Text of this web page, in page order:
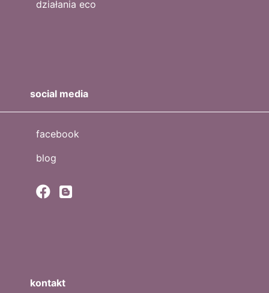
działania eco
social media
facebook
blog
kontakt